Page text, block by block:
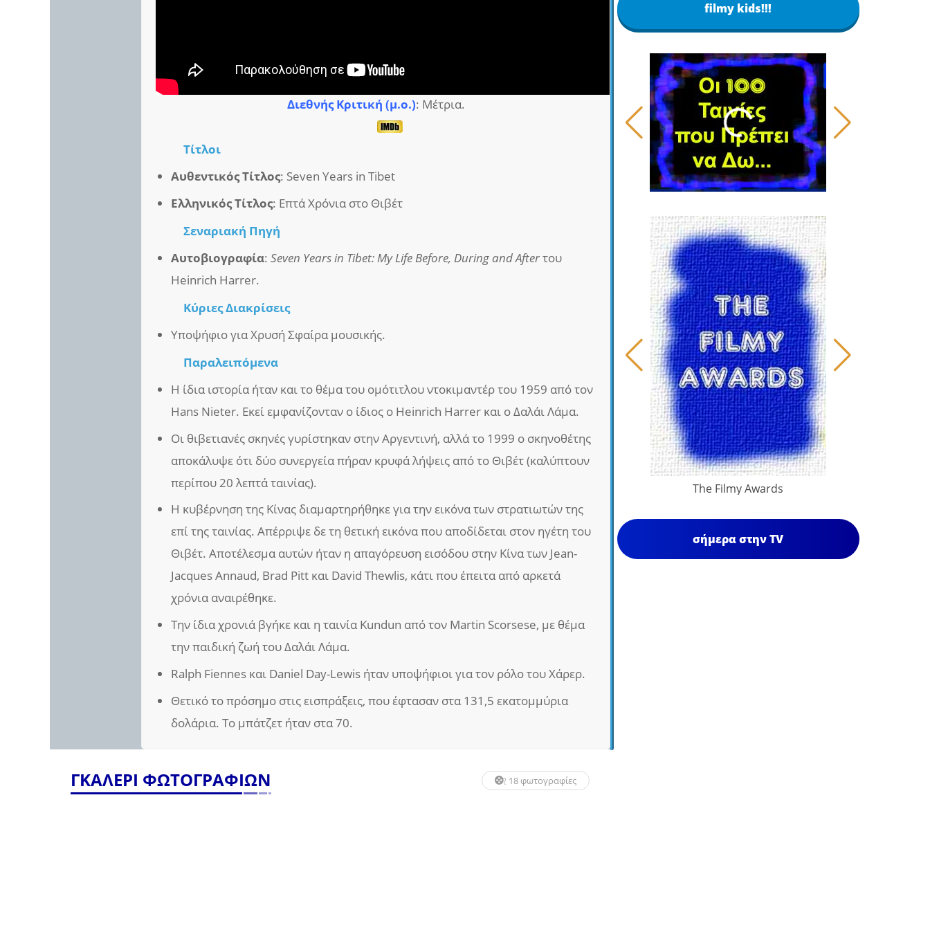
Διεθνής Κριτική (μ.ο.): Μέτρια.
Τίτλοι
Αυθεντικός Τίτλος: Seven Years in Tibet
Ελληνικός Τίτλος: Επτά Χρόνια στο Θιβέτ
Σεναριακή Πηγή
Αυτοβιογραφία:Seven Years in Tibet: My Life Before, During and Afterτου
Heinrich Harrer.
Κύριες Διακρίσεις
Υποψήφιο για Χρυσή Σφαίρα μουσικής.
Παραλειπόμενα
Η ίδια ιστορία ήταν και το θέμα του ομότιτλου ντοκιμαντέρ του 1959 από τον
Hans Nieter. Εκεί εμφανίζονταν ο ίδιος ο Heinrich Harrer και ο Δαλάι Λάμα.
Οι θιβετιανές σκηνές γυρίστηκαν στην Αργεντινή, αλλά το 1999 ο σκηνοθέτης
αποκάλυψε ότι δύο συνεργεία πήραν κρυφά λήψεις από το Θιβέτ (καλύπτουν
περίπου 20 λεπτά ταινίας).
Η κυβέρνηση της Κίνας διαμαρτηρήθηκε για την εικόνα των στρατιωτών της
επί της ταινίας. Απέρριψε δε τη θετική εικόνα που αποδίδεται στον ηγέτη του
Θιβέτ. Αποτέλεσμα αυτών ήταν η απαγόρευση εισόδου στην Κίνα των Jean-
Jacques Annaud, Brad Pitt και David Thewlis, κάτι που έπειτα από αρκετά
χρόνια αναιρέθηκε.
Την ίδια χρονιά βγήκε και η ταινία Kundun από τον Martin Scorsese, με θέμα
την παιδική ζωή του Δαλάι Λάμα.
Ralph Fiennes και Daniel Day-Lewis ήταν υποψήφιοι για τον ρόλο του Χάρερ.
Θετικό το πρόσημο στις εισπράξεις, που έφτασαν στα 131,5 εκατομμύρια
δολάρια. Το μπάτζετ ήταν στα 70.
ΓΚΑΛΕΡΙ ΦΩΤΟΓΡΑΦΙΩΝ 18 φωτογραφίες
filmy kids!!!
The Filmy Awards
σήμερα στην TV